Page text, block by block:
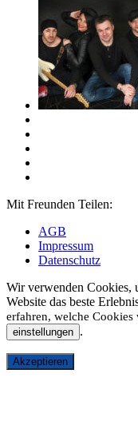
Mit Freunden Teilen:
AGB
Impressum
Datenschutz
Wir verwenden Cookies,
Website das beste
erfahren, welche
einstellungen .
Akzeptieren